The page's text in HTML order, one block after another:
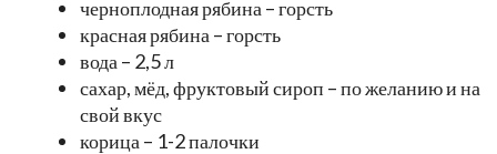
черноплодная рябина – горсть
красная рябина – горсть
вода – 2,5 л
сахар, мёд, фруктовый сироп – по желанию и на
свой вкус
корица – 1-2 палочки